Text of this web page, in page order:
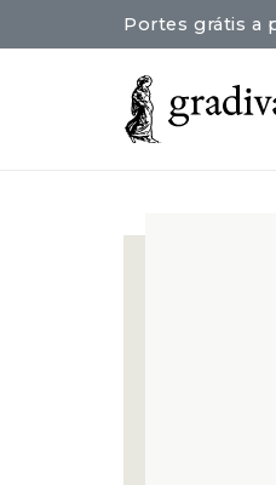
Portes grátis a